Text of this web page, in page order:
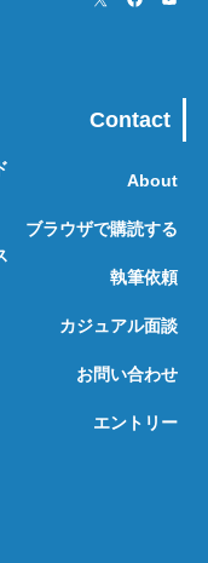
Contact
About
ブラウザで購読する
執筆依頼
カジュアル面談
お問い合わせ
エントリー